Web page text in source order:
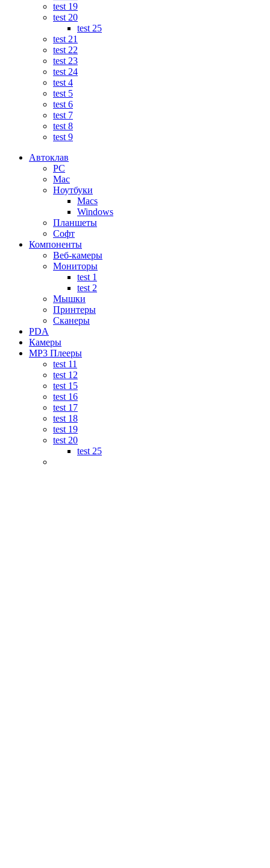
test 19
test 20
test 25
test 21
test 22
test 23
test 24
test 4
test 5
test 6
test 7
test 8
test 9
Автоклав
PC
Mac
Ноутбуки
Macs
Windows
Планшеты
Софт
Компоненты
Веб-камеры
Мониторы
test 1
test 2
Мышки
Принтеры
Сканеры
PDA
Камеры
MP3 Плееры
test 11
test 12
test 15
test 16
test 17
test 18
test 19
test 20
test 25